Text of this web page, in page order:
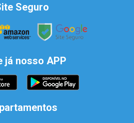
Seguro
já nosso APP